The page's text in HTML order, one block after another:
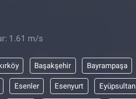
1.61 m/s
Başakşehir Bayrampaşa
Esenler Esenyurt Eyüpsultan